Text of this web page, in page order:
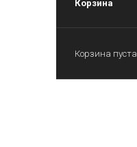
Корзина
Корзина пуста.